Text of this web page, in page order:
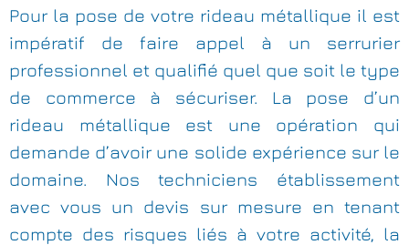
Pour la pose de votre rideau métallique il est
impératif de faire appel à un serrurier
professionnel et qualifié quel que soit le type
de commerce à sécuriser. La pose d’un
rideau métallique est une opération qui
demande d’avoir une solide expérience sur le
domaine. Nos techniciens établissement
avec vous un devis sur mesure en tenant
compte des risques liés à votre activité, la